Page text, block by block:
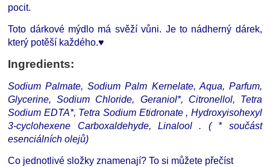
pocit.
Toto dárkové mýdlo má svěží vůni. Je to nádherný dárek,
který potěší každého.♥
Ingredients:
Sodium Palmate, Sodium Palm Kernelate, Aqua, Parfum,
Glycerine, Sodium Chloride, Geraniol*, Citronellol, Tetra
Sodium EDTA*, Tetra Sodium Etidronate , Hydroxyisohexyl
3-cyclohexene Carboxaldehyde, Linalool . ( * součást
esenciálních olejů)
Co jednotlivé složky znamenají? To si můžete přečíst